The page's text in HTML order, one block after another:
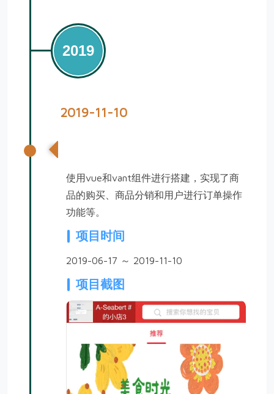
2019
2019-11-10
使用vue和vant组件进行搭建，实现了商
品的购买、商品分销和用户进行订单操作
功能等。
项目时间
2019-06-17 ～ 2019-11-10
项目截图